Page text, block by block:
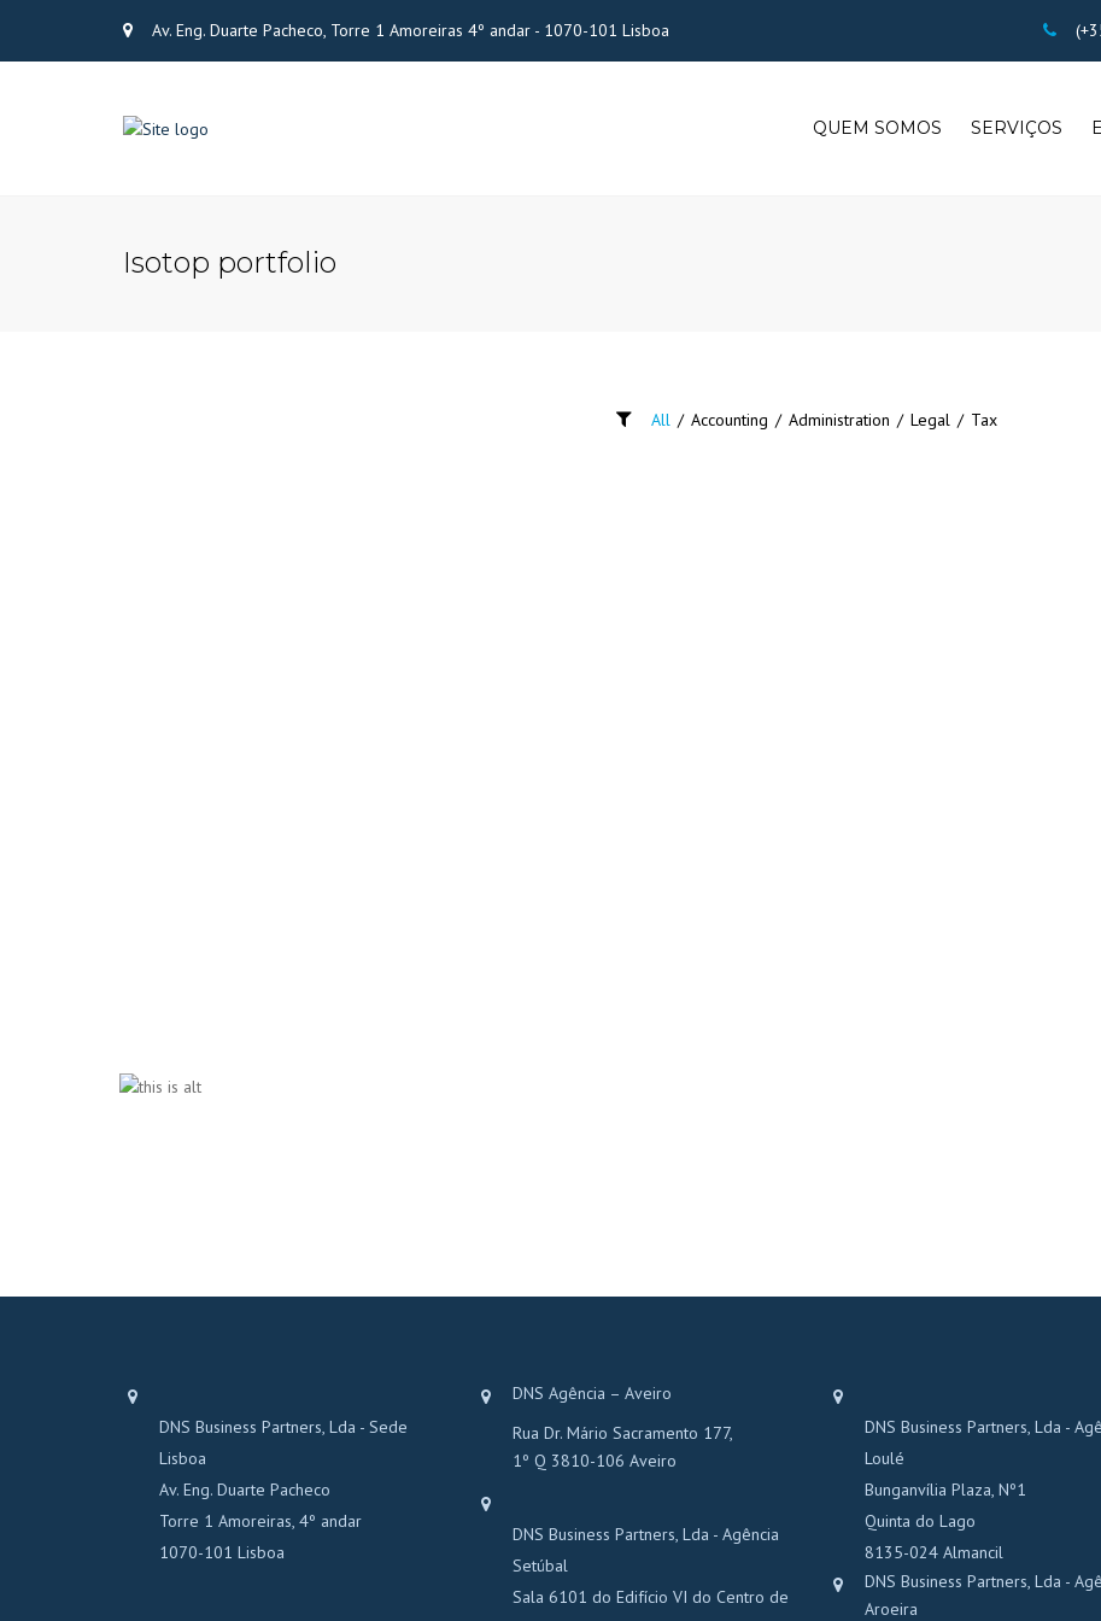
Av. Eng. Duarte Pacheco, Torre 1 Amoreiras 4º andar - 1070-101 Lisboa
QUEM SOMOS SERVIÇOS
Isotop portfolio
All / Accounting / Administration / Legal / Tax
DNS Business Partners, Lda - Sede
Lisboa
Av. Eng. Duarte Pacheco
Torre 1 Amoreiras, 4º andar
1070-101 Lisboa
DNS Agência – Aveiro
Rua Dr. Mário Sacramento 177,
1º Q 3810-106 Aveiro
DNS Business Partners, Lda - Agência
Setúbal
Sala 6101 do Edifício VI do Centro de
DNS Business Partners, Lda -
Loulé
Bunganvília Plaza, Nº1
Quinta do Lago
8135-024 Almancil
DNS Business Partners, Lda -
Aroeira